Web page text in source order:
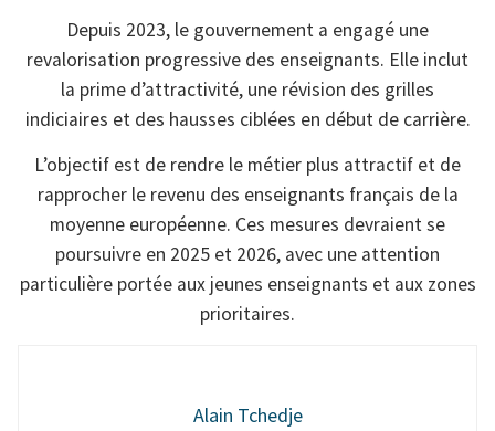
Depuis 2023, le gouvernement a engagé une
revalorisation progressive des enseignants. Elle inclut
la prime d’attractivité, une révision des grilles
indiciaires et des hausses ciblées en début de carrière.
L’objectif est de rendre le métier plus attractif et de
rapprocher le revenu des enseignants français de la
moyenne européenne. Ces mesures devraient se
poursuivre en 2025 et 2026, avec une attention
particulière portée aux jeunes enseignants et aux zones
prioritaires.
Alain Tchedje